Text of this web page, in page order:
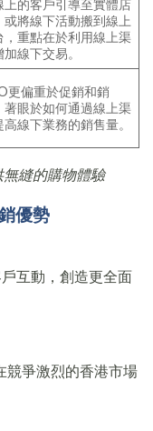
上的客戶引導至實體店
或將線下活動搬到線上
，重點在於利用線上渠
加線下交易。
更偏重於促銷和銷
著眼於如何通過線上渠
高線下業務的銷售量。
縫的購物體驗
優勢
互動，創造更全面
競爭激烈的香港市場